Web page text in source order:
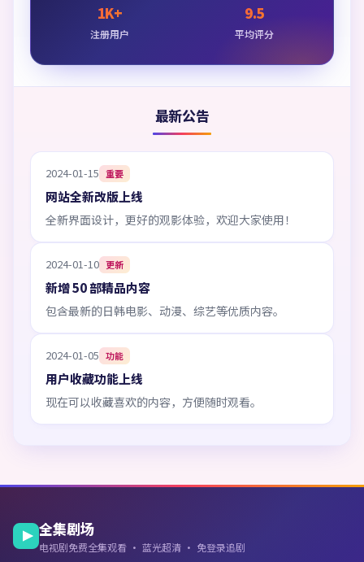
1K+
注册用户
9.5
平均评分
最新公告
2024-01-15 重要
网站全新改版上线
全新界面设计，更好的观影体验，欢迎大家使用！
2024-01-10 更新
新增 50 部精品内容
包含最新的日韩电影、动漫、综艺等优质内容。
2024-01-05 功能
用户收藏功能上线
现在可以收藏喜欢的内容，方便随时观看。
全集剧场
电视剧免费全集观看 · 蓝光超清 · 免登录追剧